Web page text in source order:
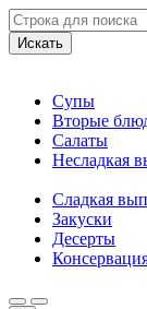
Искать
Супы
Вторые
Салаты
Несладкая
Сладкая
Закуски
Десерты